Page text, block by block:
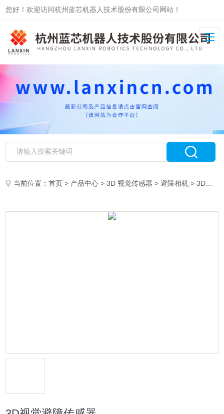
您好！欢迎访问杭州蓝芯机器人技术股份有限公司网站！
当前位置：首页 > 产品中心 >3D 视觉传感器 >避障相机 > 3D视觉避障传感器